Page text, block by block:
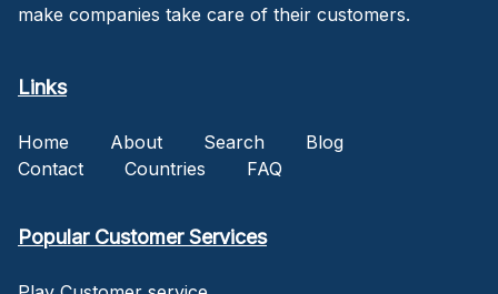
make companies take care of their customers.
Links
Home About Search
Blog
Contact
Countries FAQ
Popular Customer Services